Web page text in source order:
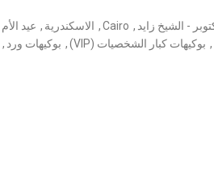
,
Cairo
, الاسكندرية , عيد الأم
, بوكيهات كبار الشخصيات (VIP) , بوكيهات ورد ,